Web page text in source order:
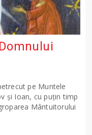
pe Muntele
și Ioan, cu puțin timp
Mântuitorului